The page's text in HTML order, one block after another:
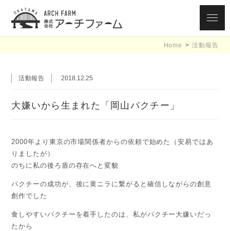
ARCH FARM
会社アーチファ
ーム 黄ニラ大使
/ 岡パク大使
Home > 活動報告
活動報告 2018.12.25
大嫌いから生まれた「岡山パクチー」
2000年より東京の市場関係者からの依頼で始めた（安易ではあ
りましたが）
のちに私の後ろ盾の存在へと変貌
パクチーの成功が、後に黄ニラに繋がると確信しながらの創意
創作でした
食しやすいパクチーを着手したのは、私がパクチー大嫌いだっ
たから